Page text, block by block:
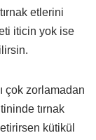
etlerini
iticin yok ise
çok zorlamadan
tırnak
kütikül